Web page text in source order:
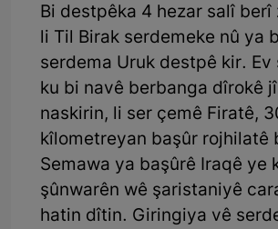
Bi destpêka 4 hezar salî berî
li Til Birak serdemeke nû ya
serdema Uruk destpê kir.
ku bi navê berbanga dîrokê
naskirin, li ser çemê Firatê,
kîlometreyan başûr rojhilatê
Semawa ya başûrê Iraqê ye
şûnwarên wê şaristaniyê
hatin dîtin. Giringiya vê